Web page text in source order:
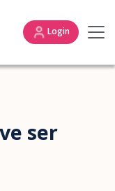
Login
ser